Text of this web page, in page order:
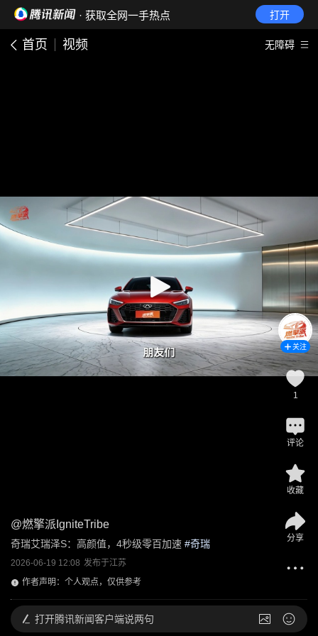
· 获取全网一手热点 打开
首页 视频 无障碍
@燃擎派IgniteTribe
奇瑞艾瑞泽S：高颜值，4秒级零百加速 #奇瑞
2026-06-19 12:08 发布于江苏
作者声明：个人观点，仅供参考
关注
1
评论
收藏
分享
打开腾讯新闻客户端说两句